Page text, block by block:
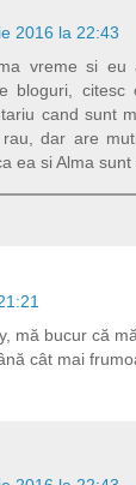
2016 la 22:43
vreme si
bloguri, citesc
cand sunt
dar are
ea si Alma sunt
mă bucur că
cât mai